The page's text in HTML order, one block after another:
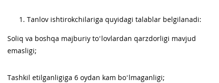
Tanlov ishtirokchilariga quyidagi talablar belgilanadi:
Soliq va boshqa majburiy to‘lovlardan qarzdorligi mavjud
emasligi;
Tashkil etilganligiga 6 oydan kam bo‘lmaganligi;